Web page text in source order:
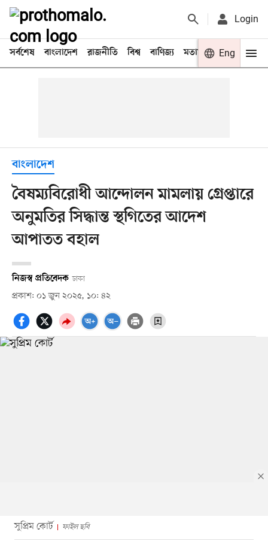
Login
সর্বশেষ বাংলাদেশ রাজনীতি বিশ্ব বাণিজ্য মতামত খেলা
Eng
বাংলাদেশ
বৈষম্যবিরোধী আন্দোলন মামলায় গ্রেপ্তারে
অনুমতির সিদ্ধান্ত স্থগিতের আদেশ
আপাতত বহাল
নিজস্ব প্রতিবেদক ঢাকা
প্রকাশ: ০১ জুন ২০২৫, ১০: ৪২
সুপ্রিম কোর্ট ফাইল ছবি